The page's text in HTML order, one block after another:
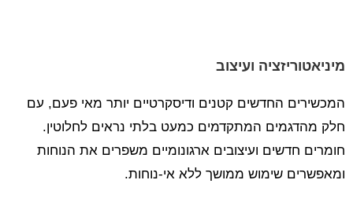
מיניאטוריזציה ועיצוב
המכשירים החדשים קטנים ודיסקרטיים יותר מאי פעם, עם
חלק מהדגמים המתקדמים כמעט בלתי נראים לחלוטין.
חומרים חדשים ועיצובים ארגונומיים משפרים את הנוחות
ומאפשרים שימוש ממושך ללא אי-נוחות.